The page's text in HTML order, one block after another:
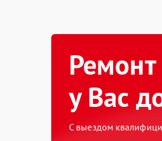
у Вас
С выездом